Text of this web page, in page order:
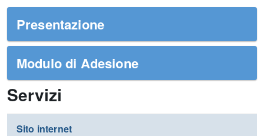
Presentazione
Modulo di Adesione
Servizi
Sito internet